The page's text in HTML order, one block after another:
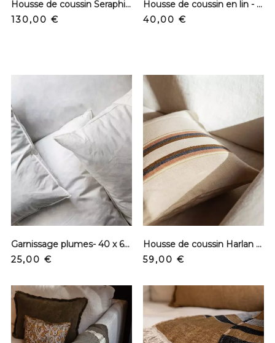
Housse de coussin Seraphine - Zurich
Prix
130,00 €
Housse de coussin en lin - Vichy GM
Prix
40,00 €
Garnissage plumes- 40 x 60 cm
Prix
25,00 €
Housse de coussin Harlan - Lin
Prix
59,00 €